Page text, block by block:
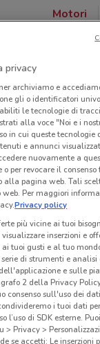
Motori
privacy
archiviamo e
gli o identificatori
le tecnologie di
alla voce "Noi e i
in cui queste tecnologie
e annunci
nuovamente a
per revocare il
alla pagina web. Tali
web. Per maggiori
Privacy policy
più vicine ai tuoi
inserzioni e
tuoi gusti e al tuo
di strumenti e
e sulle
2 della Privacy
consenso sull'uso dei
i tuoi dati
l’uso di SDK esterne.
> Privacy >
se accetti: Le inserzioni